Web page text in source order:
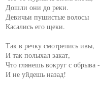
Дошли они до реки.
Девичьи пушистые волосы
Касались его щеки.
Так в речку смотрелись ивы,
И так полыхал закат,
Что глянешь вокруг с обрыва -
И не уйдешь назад!